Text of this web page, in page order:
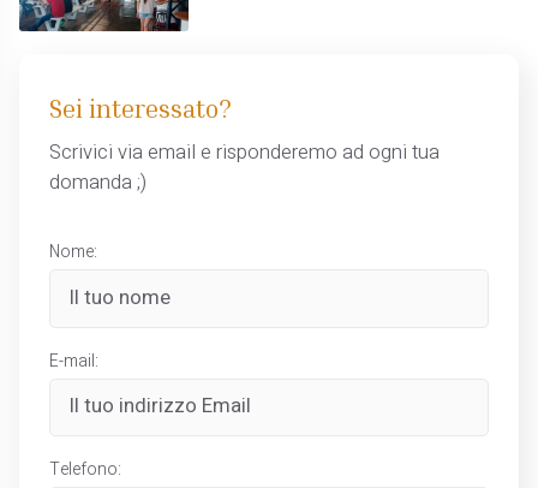
Sei interessato?
Scrivici via email e risponderemo ad ogni tua
domanda ;)
Nome:
E-mail:
Telefono: